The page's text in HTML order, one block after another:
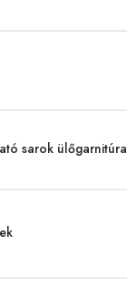
sarok ülőgarnitúra